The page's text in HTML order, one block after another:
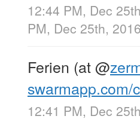
12:44 PM, Dec
PM, Dec 25th, 2016
Ferien (at@
swarmapp.com/
12:41 PM, Dec